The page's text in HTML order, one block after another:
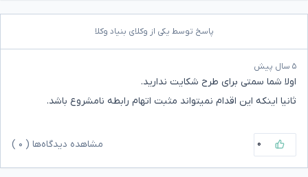
پاسخ توسط یکی از وکلای بنیاد وکلا
۵ سال پیش
اولا شما سمتی برای طرح شکایت ندارید.
ثانیا اینکه این اقدام نمیتواند مثبت اتهام رابطه نامشروع باشد.
۰ مشاهده دیدگاه‌ها ( ۰